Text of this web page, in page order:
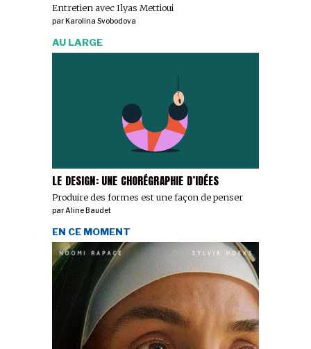
Entretien avec Ilyas Mettioui
parKarolina Svobodova
LE DESIGN: UNE CHORÉGRAPHIE D’IDÉES
Produire des formes est une façon de penser
AU LARGE
parAline Baudet
EN CE MOMENT